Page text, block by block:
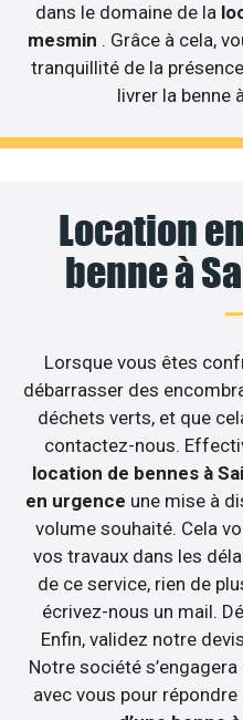
dans le domaine de la
mesmin . Grâce à cela,
tranquillité de la
livrer la benne
Location
benne à
Lorsque vous êtes
débarrasser des
déchets verts, et que
contactez-nous.
location de bennes à
en urgence une mise à
volume souhaité. Cela
vos travaux dans les
de ce service, rien de
écrivez-nous un mail.
Enfin, validez notre
Notre société
avec vous pour